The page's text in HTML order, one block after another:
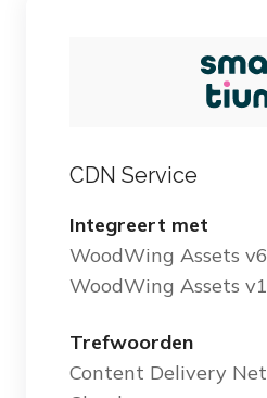
CDN Service
Integreert met
WoodWing Assets v6
WoodWing Assets
Trefwoorden
Content Delivery